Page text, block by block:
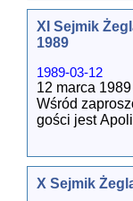
[wiecej]
klubową
2.
PZŻ.
„Cedzyna 24
3.
4. Powołanie
Wychowania
5.
6. Podj�
XI Sejmik
1989
1989-03-12
12 marca
Wśród
gości jest
członek
X Sejmik